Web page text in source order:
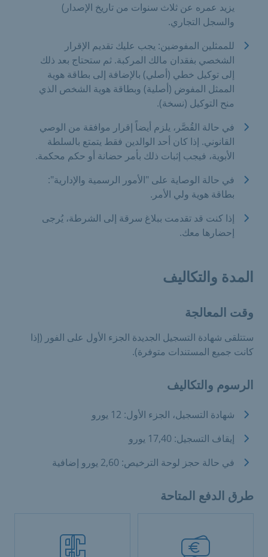
يزيد عمره عن ثلاث سنوات من تاريخ الإصدار)
والسجل التجاري.
للممثلين المفوضين: يجب عليك تقديم الإقرار
الشخصي بفقدان مالك المركبة. ثم ستحتاج بعد ذلك
إلى توكيل خطي (أصلي) بالإضافة إلى بطاقة هوية
الممثل المفوض (أصلية) وبطاقة هوية الشخص الذي
منح التوكيل (نسخة).
في حالة القُصَّر، يلزم أيضاً إقرار موافقة من الوصي
القانوني. إذا كان أحد الوالدين فقط يتمتع بالسلطة
الأبوية، فيجب إثبات ذلك بأمر حضانة أو حكم محكمة.
في حالة الوصاية على "الأمور الرسمية والإدارية":
بطاقة هوية ولي الأمر.
إذا كنت قد تقدمت ببلاغ سرقة إلى الشرطة، يُرجى
إحضارها معك.
المدة والتكاليف
وقت المعالجة
ستتلقى شهادة التسجيل الجديدة الجزء الأول على الفور (إذا
كانت جميع المستندات متوفرة).
الرسوم والتكاليف
شهادة التسجيل، الجزء الأول: 12 يورو
إيقاف التسجيل: 17,40 يورو
في حالة حجز لوحة الترخيص: 2,60 يورو إضافية
طرق الدفع المتاحة